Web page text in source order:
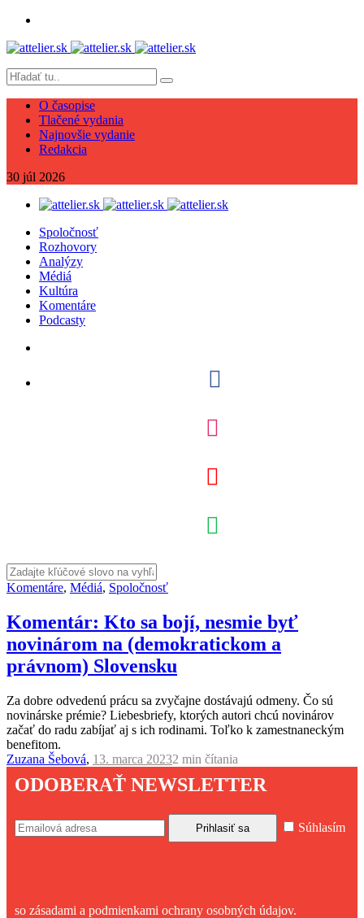
O časopise
Tlačené vydania
Najnovšie vydanie
Redakcia
30 júl 2026
Spoločnosť
Rozhovory
Analýzy
Médiá
Kultúra
Komentáre
Podcasty
Komentáre, Médiá, Spoločnosť
Komentár: Kto sa bojí, nesmie byť
novinárom na (demokratickom a
právnom) Slovensku
Za dobre odvedenú prácu sa zvyčajne dostávajú odmeny. Čo sú
novinárske prémie? Liebesbriefy, ktorých autori chcú novinárov
začať do radu zabíjať aj s ich rodinami. Toľko k zamestnaneckým
benefitom.
Zuzana Šebová, 13. marca 20232 min čítania
ODOBERAŤ NEWSLETTER
Súhlasím
so zásadami a podmienkami ochrany osobných údajov.